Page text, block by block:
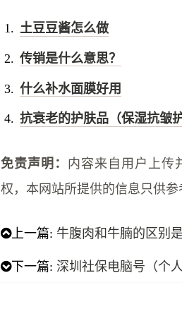
土豆豆酱怎么做
传销是什么意思？
什么补水面膜好用
抗衰老的护肤品（保湿抗皱护
免责声明： 内容来自用户上传
权，本网站所提供的信息只供参
上一篇: 牛腹肉和牛腩的区别
下一篇: 深圳社保电脑号（个